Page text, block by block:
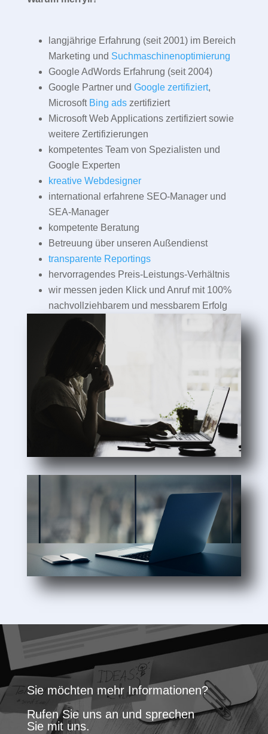
langjährige Erfahrung (seit 2001) im Bereich
Marketing und Suchmaschinenoptimierung
Google AdWords Erfahrung (seit 2004)
Google Partner und Google zertifiziert,
Microsoft Bing adszertifiziert
Microsoft Web Applications zertifiziert sowie
weitere Zertifizierungen
kompetentes Team von Spezialisten und
Google Experten
kreative Webdesigner
international erfahrene SEO-Manager und
SEA-Manager
kompetente Beratung
Betreuung über unseren Außendienst
transparente Reportings
hervorragendes Preis-Leistungs-Verhältnis
wir messen jeden Klick und Anruf mit 100%
nachvollziehbarem und messbarem Erfolg
Sie möchten mehr Informationen?
Rufen Sie uns an und sprechen
Sie mit uns.